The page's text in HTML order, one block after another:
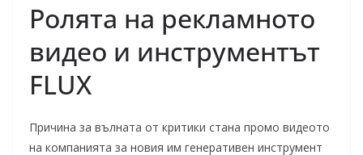
Ролята на рекламното
видео и инструментът
FLUX
Причина за вълната от критики стана промо видеото
на компанията за новия им генеративен инструмент